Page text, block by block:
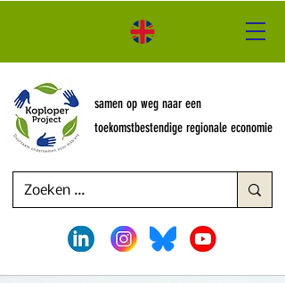
samen op weg naar een
toekomstbestendige regionale economie